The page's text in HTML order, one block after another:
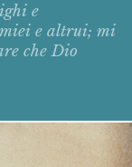
e
e altrui; mi
che Dio